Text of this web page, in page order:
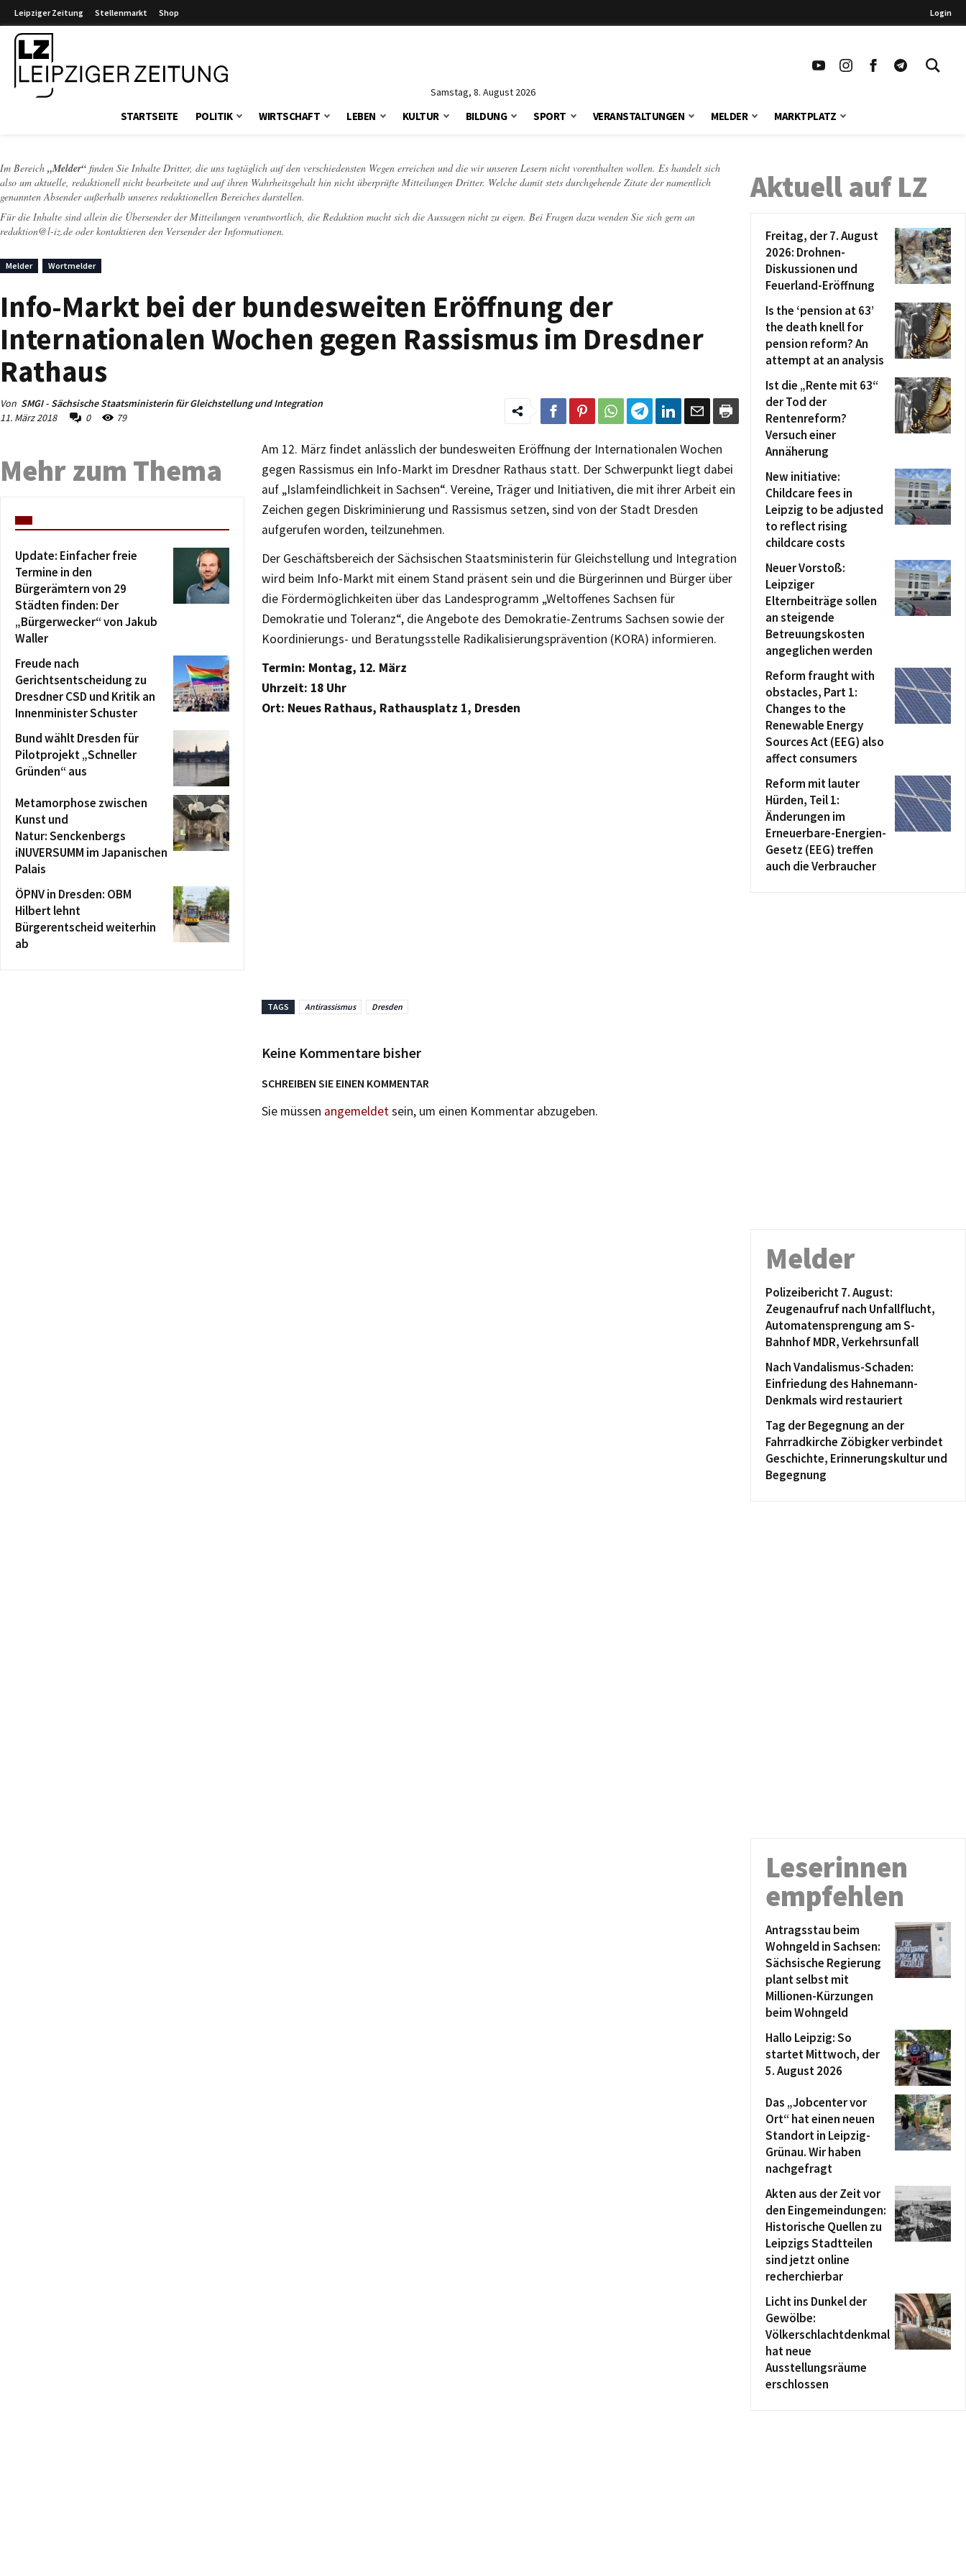
Leipziger Zeitung Stellenmarkt Shop Login
Samstag, 8. August 2026
STARTSEITE POLITIK WIRTSCHAFT LEBEN KULTUR BILDUNG SPORT VERANSTALTUNGEN MELDER MARKTPLATZ
Im Bereich „Melder“ finden Sie Inhalte Dritter, die uns tagtäglich auf den verschiedensten Wegen erreichen und die wir unseren Lesern nicht vorenthalten wollen. Es handelt sich
also um aktuelle, redaktionell nicht bearbeitete und auf ihren Wahrheitsgehalt hin nicht überprüfte Mitteilungen Dritter. Welche damit stets durchgehende Zitate der namentlich
genannten Absender außerhalb unseres redaktionellen Bereiches darstellen.
Für die Inhalte sind allein die Übersender der Mitteilungen verantwortlich, die Redaktion macht sich die Aussagen nicht zu eigen. Bei Fragen dazu wenden Sie sich gern an
redaktion@l-iz.de oder kontaktieren den Versender der Informationen.
Melder Wortmelder
Info-Markt bei der bundesweiten Eröffnung der
Internationalen Wochen gegen Rassismus im Dresdner
Rathaus
Von SMGI - Sächsische Staatsministerin für Gleichstellung und Integration
11. März 2018
0 79
Am 12. März findet anlässlich der bundesweiten Eröffnung der Internationalen Wochen
gegen Rassismus ein Info-Markt im Dresdner Rathaus statt. Der Schwerpunkt liegt dabei
auf „Islamfeindlichkeit in Sachsen“. Vereine, Träger und Initiativen, die mit ihrer Arbeit ein
Zeichen gegen Diskriminierung und Rassismus setzen, sind von der Stadt Dresden
aufgerufen worden, teilzunehmen.
Der Geschäftsbereich der Sächsischen Staatsministerin für Gleichstellung und Integration
wird beim Info-Markt mit einem Stand präsent sein und die Bürgerinnen und Bürger über
die Fördermöglichkeiten über das Landesprogramm „Weltoffenes Sachsen für
Demokratie und Toleranz“, die Angebote des Demokratie-Zentrums Sachsen sowie der
Koordinierungs- und Beratungsstelle Radikalisierungsprävention (KORA) informieren.
Termin: Montag, 12. März
Uhrzeit: 18 Uhr
Ort: Neues Rathaus, Rathausplatz 1, Dresden
TAGS Antirassismus Dresden
Keine Kommentare bisher
SCHREIBEN SIE EINEN KOMMENTAR
Sie müssen angemeldetsein, um einen Kommentar abzugeben.
Mehr zum Thema
Update: Einfacher freie
Termine in den
Bürgerämtern von 29
Städten finden: Der
„Bürgerwecker“ von Jakub
Waller
Freude nach
Gerichtsentscheidung zu
Dresdner CSD und Kritik an
Innenminister Schuster
Bund wählt Dresden für
Pilotprojekt „Schneller
Gründen“ aus
Metamorphose zwischen
Kunst und
Natur: Senckenbergs
iNUVERSUMM im Japanischen
Palais
ÖPNV in Dresden: OBM
Hilbert lehnt
Bürgerentscheid weiterhin
ab
Aktuell auf LZ
Freitag, der 7. August
2026: Drohnen-
Diskussionen und
Feuerland-Eröffnung
Is the ‘pension at 63’
the death knell for
pension reform? An
attempt at an analysis
Ist die „Rente mit 63“
der Tod der
Rentenreform?
Versuch einer
Annäherung
New initiative:
Childcare fees in
Leipzig to be adjusted
to reflect rising
childcare costs
Neuer Vorstoß:
Leipziger
Elternbeiträge sollen
an steigende
Betreuungskosten
angeglichen werden
Reform fraught with
obstacles, Part 1:
Changes to the
Renewable Energy
Sources Act (EEG) also
affect consumers
Reform mit lauter
Hürden, Teil 1:
Änderungen im
Erneuerbare-Energien-
Gesetz (EEG) treffen
auch die Verbraucher
Melder
Polizeibericht 7. August:
Zeugenaufruf nach Unfallflucht,
Automatensprengung am S-
Bahnhof MDR, Verkehrsunfall
Nach Vandalismus-Schaden:
Einfriedung des Hahnemann-
Denkmals wird restauriert
Tag der Begegnung an der
Fahrradkirche Zöbigker verbindet
Geschichte, Erinnerungskultur und
Begegnung
Leserinnen
empfehlen
Antragsstau beim
Wohngeld in Sachsen:
Sächsische Regierung
plant selbst mit
Millionen-Kürzungen
beim Wohngeld
Hallo Leipzig: So
startet Mittwoch, der
5. August 2026
Das „Jobcenter vor
Ort“ hat einen neuen
Standort in Leipzig-
Grünau. Wir haben
nachgefragt
Akten aus der Zeit vor
den Eingemeindungen:
Historische Quellen zu
Leipzigs Stadtteilen
sind jetzt online
recherchierbar
Licht ins Dunkel der
Gewölbe:
Völkerschlachtdenkmal
hat neue
Ausstellungsräume
erschlossen